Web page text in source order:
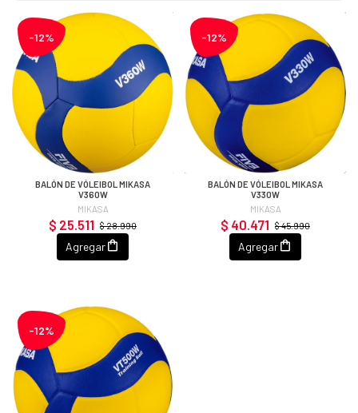
-12%
BALÓN DE VÓLEIBOL MIKASA
V360W
MIKASA
$ 28.990
$ 25.511
Agregar
-12%
BALÓN DE VÓLEIBOL MIKASA
V330W
MIKASA
$ 45.990
$ 40.471
Agregar
-12%